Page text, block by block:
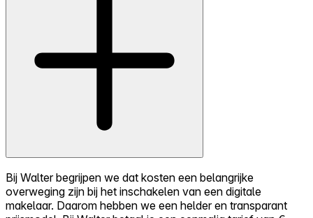
Bij Walter begrijpen we dat kosten een belangrijke
overweging zijn bij het inschakelen van een digitale
makelaar. Daarom hebben we een helder en transparant